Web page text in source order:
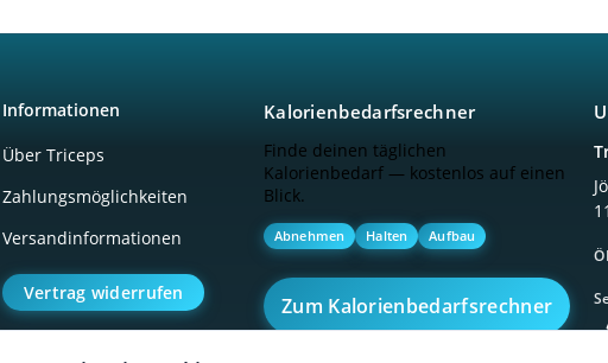
Informationen
Über Triceps
Zahlungsmöglichkeiten
Versandinformationen
Vertrag widerrufen
Kalorienbedarfsrechner
Finde deinen täglichen
Kalorienbedarf — kostenlos auf einen
Blick.
Abnehmen Halten Aufbau
Zum Kalorienbedarfsrechner